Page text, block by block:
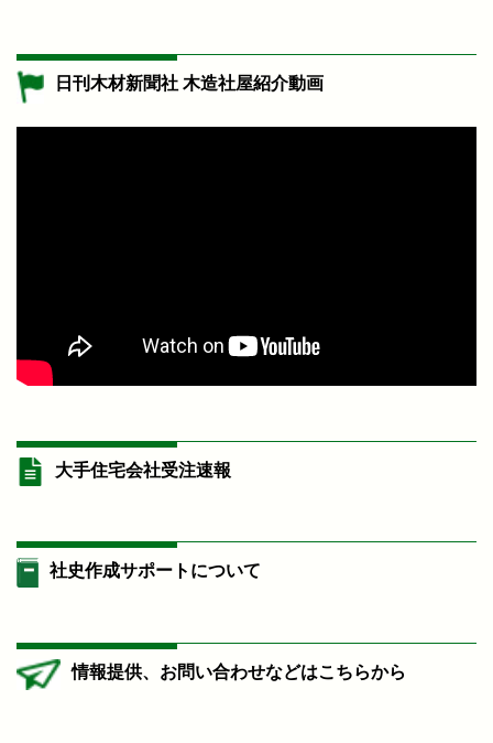
日刊木材新聞社 木造社屋紹介動画
大手住宅会社受注速報
社史作成サポートについて
情報提供、お問い合わせなどはこちらから